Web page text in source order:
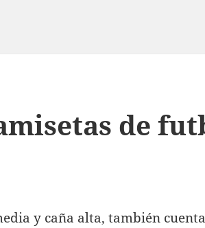
de
y caña alta, también